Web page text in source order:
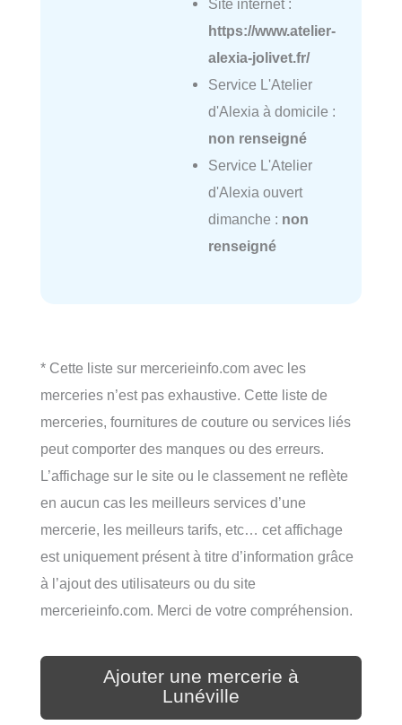
Site internet :
https://www.atelier-
alexia-jolivet.fr/
Service L'Atelier
d'Alexia à domicile :
non renseigné
Service L'Atelier
d'Alexia ouvert
dimanche : non
renseigné
* Cette liste sur mercerieinfo.com avec les
merceries n’est pas exhaustive. Cette liste de
merceries, fournitures de couture ou services liés
peut comporter des manques ou des erreurs.
L’affichage sur le site ou le classement ne reflète
en aucun cas les meilleurs services d’une
mercerie, les meilleurs tarifs, etc… cet affichage
est uniquement présent à titre d’information grâce
à l’ajout des utilisateurs ou du site
mercerieinfo.com. Merci de votre compréhension.
Ajouter une mercerie à
Lunéville